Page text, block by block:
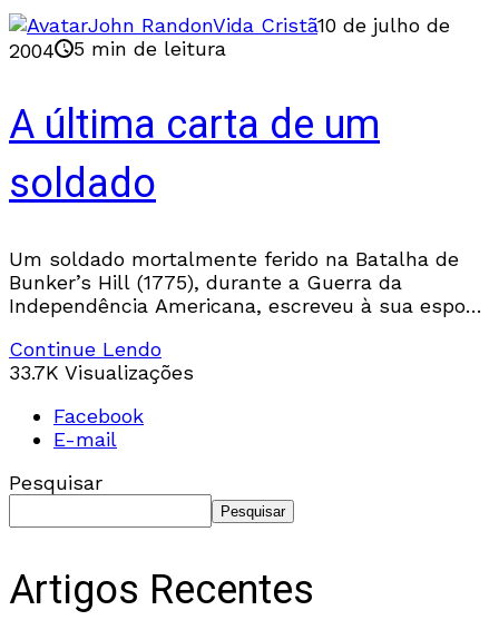
John RandonVida Cristã10 de julho de
2004
5 min de leitura
A última carta de um
soldado
Um soldado mortalmente ferido na Batalha de
Bunker’s Hill (1775), durante a Guerra da
Independência Americana, escreveu à sua esposa
carta: Meu
Continue Lendo
33.7K Visualizações
Facebook
E-mail
Pesquisar
Pesquisar
Artigos Recentes